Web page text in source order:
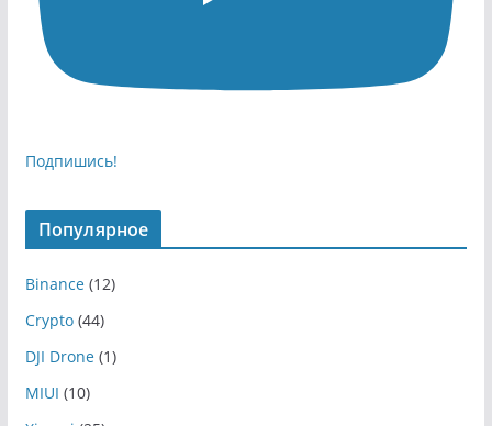
Подпишись!
Популярное
Binance(12)
Crypto(44)
DJI Drone(1)
MIUI (10)